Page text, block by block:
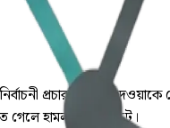
প্রচারণায় বাধা
গেলে হামলার ঘটনা ঘটে।